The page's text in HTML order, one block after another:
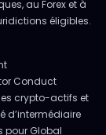
au Forex et à
éligibles.
Conduct
les crypto-actifs et
d’intermédiaire
pour Global